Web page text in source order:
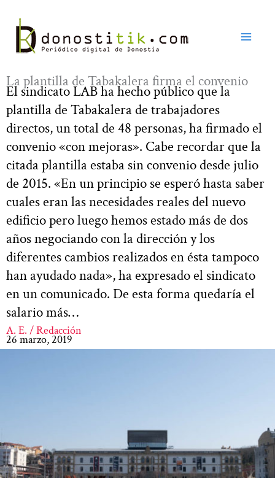
contenido
La plantilla de Tabakalera firma el convenio
El sindicato LAB ha hecho público que la
plantilla de Tabakalera de trabajadores
directos, un total de 48 personas, ha firmado el
convenio «con mejoras». Cabe recordar que la
citada plantilla estaba sin convenio desde julio
de 2015. «En un principio se esperó hasta saber
cuales eran las necesidades reales del nuevo
edificio pero luego hemos estado más de dos
años negociando con la dirección y los
diferentes cambios realizados en ésta tampoco
han ayudado nada», ha expresado el sindicato
en un comunicado. De esta forma quedaría el
salario más…
A. E. / Redacción
26 marzo, 2019